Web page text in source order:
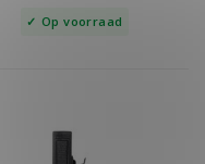
Op voorraad